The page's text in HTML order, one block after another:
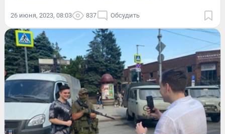
26 июня, 2023, 08:03 837 Обсудить